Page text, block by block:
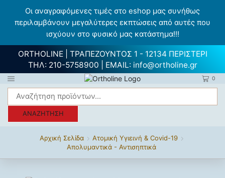
Οι αναγραφόμενες τιμές στο eshop μας συνήθως
περιλαμβάνουν μεγαλύτερες εκπτώσεις από αυτές που
ισχύουν στο φυσικό μας κατάστημα!!!
ORTHOLINE | ΤΡΑΠΕΖΟΥΝΤΟΣ 1 - 12134 ΠΕΡΙΣΤΕΡΙ
ΤΗΛ: 210-5758900 | EMAIL: info@ortholine.gr
0
ΑΝΑΖΉΤΗΣΗ
Αρχική Σελίδα
Ατομική Υγιεινή & Covid-19
Απολυμαντικά - Αντισηπτικά